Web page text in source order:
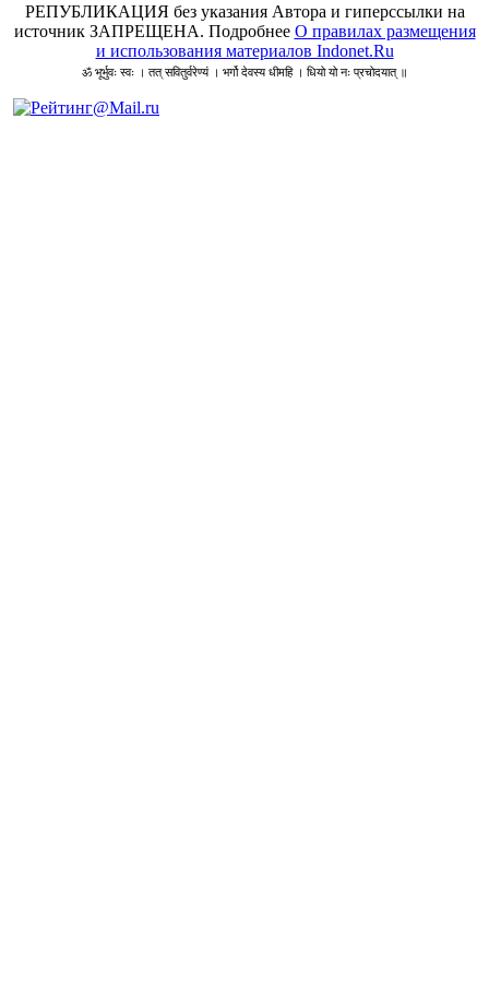
РЕПУБЛИКАЦИЯ без указания Автора и гиперссылки на
источник ЗАПРЕЩЕНА. Подробнее О правилах размещения
и использования материалов Indonet.Ru
ॐ भूर्भुवः स्वः । तत् सवितुर्वरेण्यं । भर्गो देवस्य धीमहि । धियो यो नः प्रचोदयात् ॥